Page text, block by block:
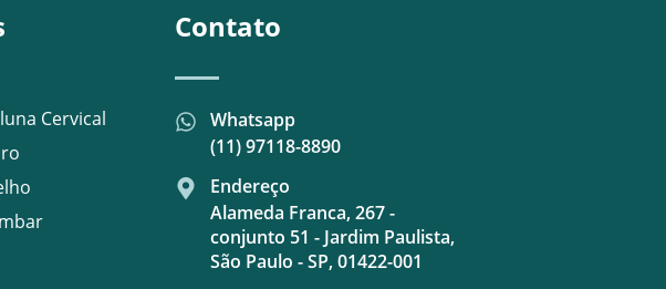
Cervical
Contato
Whatsapp
(11) 97118-8890
Endereço
Alameda Franca, 267 -
conjunto 51 - Jardim Paulista,
São Paulo - SP, 01422-001